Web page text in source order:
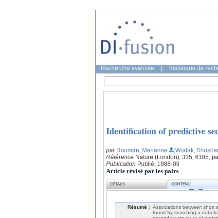
Recherche avancée Historique de
Identification of predictive
par Rooman, Marianne
;Wodak,
Référence Nature (London), 335, 6185,
Publication Publié, 1988-09
Article révisé par les pairs
DÉTAILS CONTENU
Résumé : Associations between short
found by searching a data